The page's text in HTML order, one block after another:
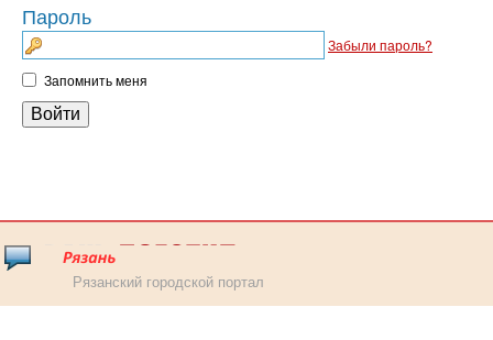
Пароль
Забыли пароль?
Запомнить меня
Рязанский городской портал